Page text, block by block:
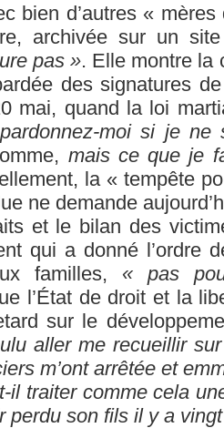
bien d’autres «
archivée sur un
pas ». Elle montre la
des signatures
mai, quand la loi
moi si je ne
mais ce que je
la « tempête
ne demande
et le bilan des
qui a donné l’ordre
familles, « pas
l’État de droit et la
sur le
aller me recueillir
m’ont arrêtée et
il traiter comme cela
perdu son fils il y a